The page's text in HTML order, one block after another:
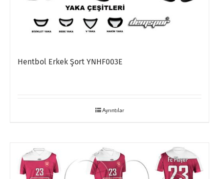
Hentbol Erkek Şort YNHF003E
Ayrıntılar